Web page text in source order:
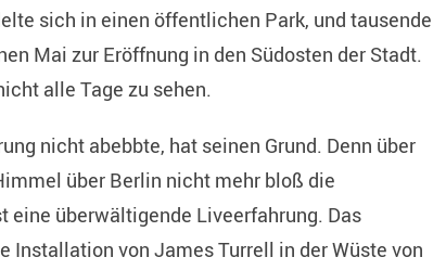
sich in einen öffentlichen Park, und tausende
Mai zur Eröffnung in den Südosten der Stadt.
alle Tage zu sehen.
nicht abebbte, hat seinen Grund. Denn über
über Berlin nicht mehr bloß die
eine überwältigende Liveerfahrung. Das
Installation von James Turrell in der Wüste von